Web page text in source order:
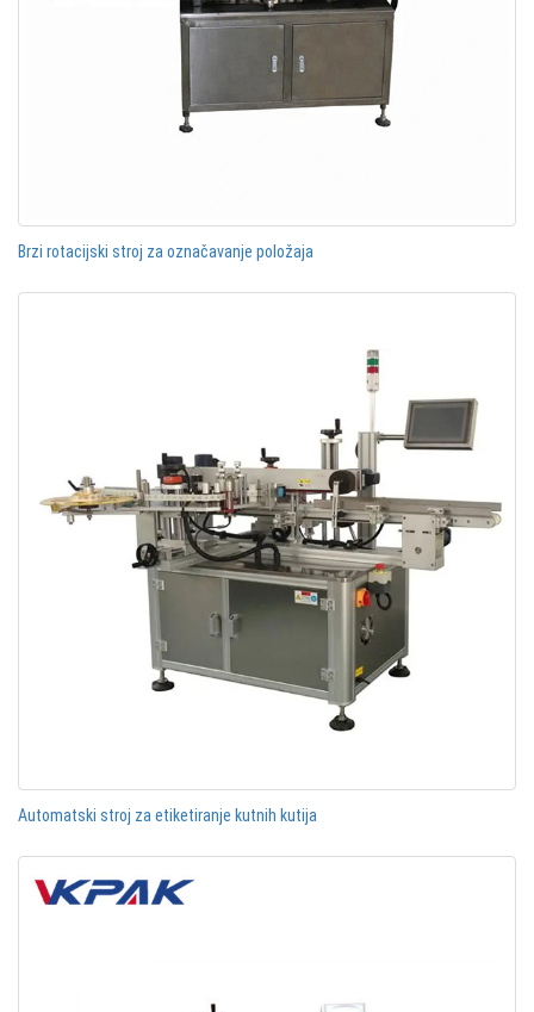
Brzi rotacijski stroj za označavanje položaja
Automatski stroj za etiketiranje kutnih kutija